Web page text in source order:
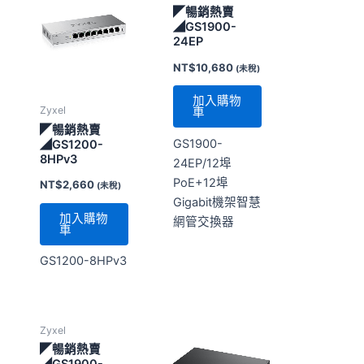
Zyxel
◤暢銷熱賣
◢GS1200-
8HPv3
NT$2,660 (未稅)
加入購物
車
GS1200-8HPv3
◤暢銷熱賣
◢GS1900-
24EP
NT$10,680 (未稅)
加入購物
車
GS1900-
24EP/12埠
PoE+12埠
Gigabit機架智慧
網管交換器
Zyxel
◤暢銷熱賣